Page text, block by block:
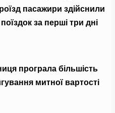
пасажири здійснили
за перші три дні
програла більшість
митної вартості